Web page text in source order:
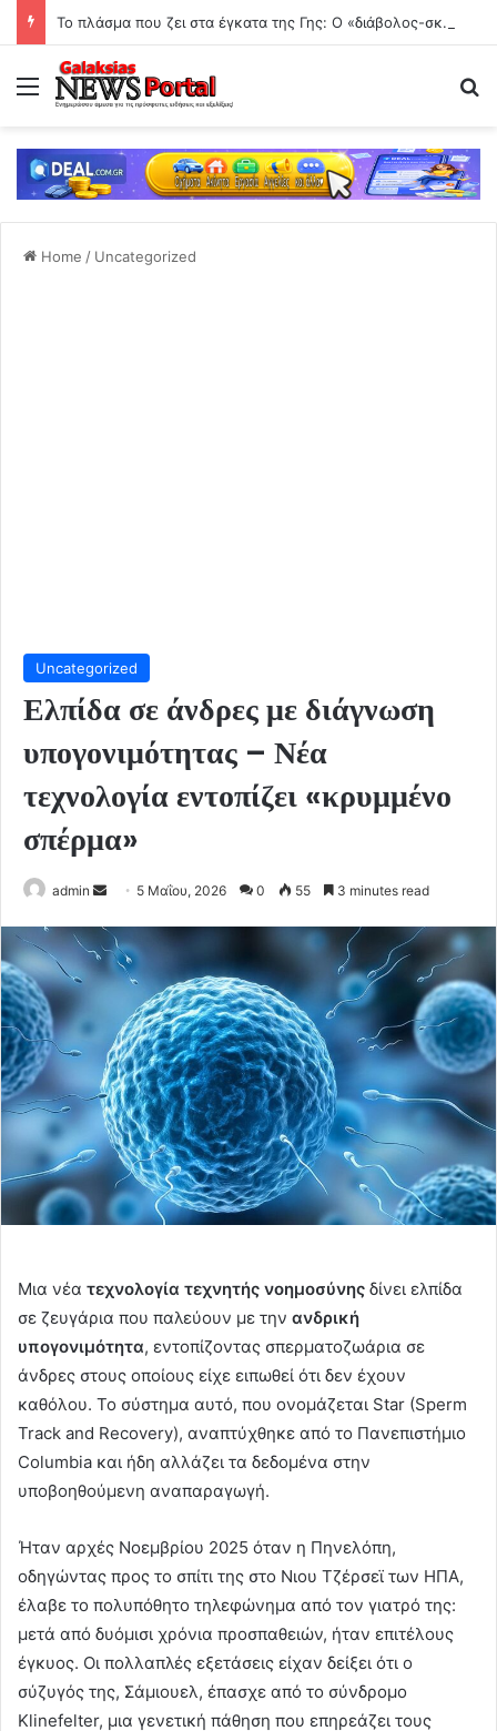
Το πλάσμα που ζει στα έγκατα της Γης: Ο «διάβολος-σκώληκας» που αψηφά τους κανόνες της ζωής
Menu
Home / Uncategorized
Uncategorized
Ελπίδα σε άνδρες με διάγνωση
υπογονιμότητας – Νέα
τεχνολογία εντοπίζει «κρυμμένο
σπέρμα»
admin
Send
email
5 Μαΐου, 2026 0 55 3 minutes read
Μια νέα τεχνολογία τεχνητής νοημοσύνης δίνει ελπίδα
σε ζευγάρια που παλεύουν με την ανδρική
υπογονιμότητα, εντοπίζοντας σπερματοζωάρια σε
άνδρες στους οποίους είχε ειπωθεί ότι δεν έχουν
καθόλου. Το σύστημα αυτό, που ονομάζεται Star (Sperm
Track and Recovery), αναπτύχθηκε από το Πανεπιστήμιο
Columbia και ήδη αλλάζει τα δεδομένα στην
υποβοηθούμενη αναπαραγωγή.
Ήταν αρχές Νοεμβρίου 2025 όταν η Πηνελόπη,
οδηγώντας προς το σπίτι της στο Νιου Τζέρσεϊ των ΗΠΑ,
έλαβε το πολυπόθητο τηλεφώνημα από τον γιατρό της:
μετά από δυόμισι χρόνια προσπαθειών, ήταν επιτέλους
έγκυος. Οι πολλαπλές εξετάσεις είχαν δείξει ότι ο
σύζυγός της, Σάμιουελ, έπασχε από το σύνδρομο
Klinefelter, μια γενετική πάθηση που επηρεάζει τους